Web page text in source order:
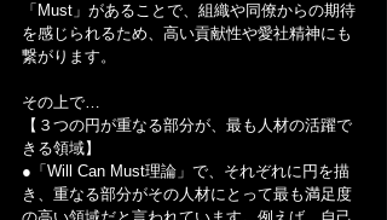
「Must」があることで、組織や同僚からの期待
を感じられるため、高い貢献性や愛社精神にも
繋がります。
その上で…
【３つの円が重なる部分が、最も人材の活躍で
きる領域】
●「Will Can Must理論」で、それぞれに円を描
き、重なる部分がその人材にとって最も満足度